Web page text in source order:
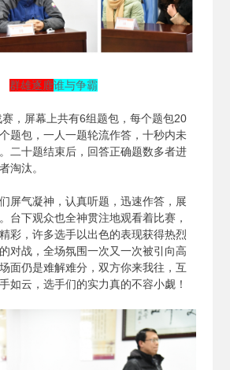
群雄逐鹿谁与争霸
，屏幕上共有6组题包，每个题包20
题包，一人一题轮流作答，十秒内未
二十题结束后，回答正确题数多者进
淘汰。
屏气凝神，认真听题，迅速作答，展
台下观众也全神贯注地观看着比赛，
彩，许多选手以出色的表现获得热烈
对战，全场氛围一次又一次被引向高
面仍是难解难分，双方你来我往，互
如云，选手们的实力真的不容小觑！